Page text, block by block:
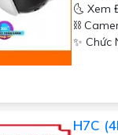
🌜 Xem
⛓
️✨ Chức
H7C